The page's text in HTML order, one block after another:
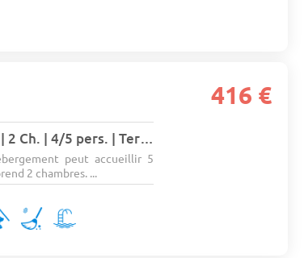
Tente | Autre hébergement | 2 Ch. | 4/5 pers. | Terrasse simple 5 pers.
peut accueillir 5
2 chambres. ...
416 €